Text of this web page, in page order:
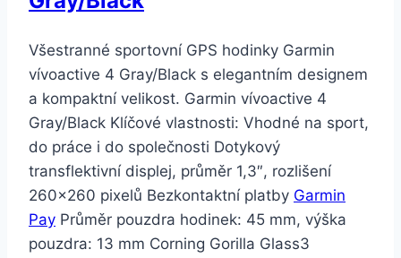
Všestranné sportovní GPS hodinky Garmin
vívoactive 4 Gray/Black s elegantním designem
a kompaktní velikost. Garmin vívoactive 4
Gray/Black Klíčové vlastnosti: Vhodné na sport,
do práce i do společnosti Dotykový
transflektivní displej, průměr 1,3″, rozlišení
260×260 pixelů Bezkontaktní platby Garmin
Pay Průměr pouzdra hodinek: 45 mm, výška
pouzdra: 13 mm Corning Gorilla Glass3